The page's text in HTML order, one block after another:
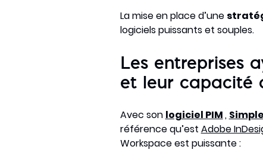
La mise en place d’une
logiciels puissants et souples.
Les entreprises
et leur capacité
Avec son logiciel PIM,
référence qu’est Adobe
Workspace est puissante :